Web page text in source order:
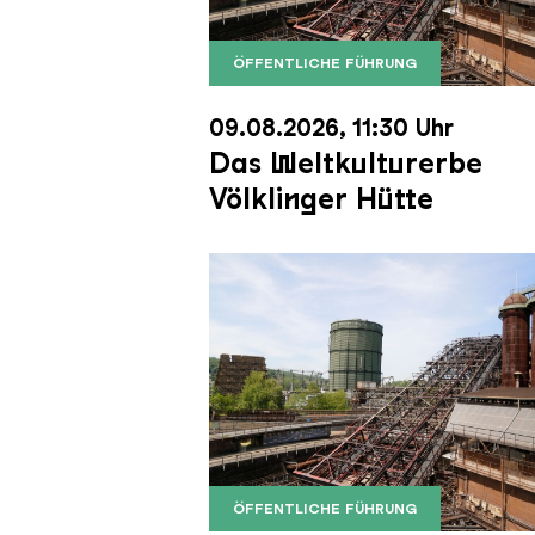
ÖFFENTLICHE FÜHRUNG
Der Erzschrägaufzug der
Copyright: Weltkulturerbe
09.08.2026, 11:30 Uhr
Das Weltkulturerbe
Völklinger Hütte
ÖFFENTLICHE FÜHRUNG